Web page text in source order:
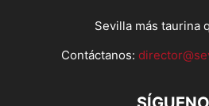
Sevilla más taurina
Contáctanos: